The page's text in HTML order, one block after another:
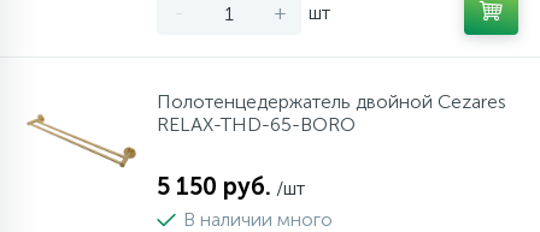
- + шт
Полотенцедержатель двойной Cezares
RELAX-THD-65-BORO
5 150 руб. /шт
В наличии много